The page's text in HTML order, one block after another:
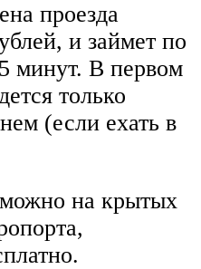
проезда
и займет по
минут. В первом
только
(если ехать в
на крытых